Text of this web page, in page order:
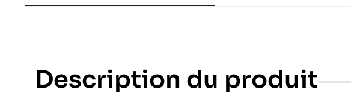
Description du produit